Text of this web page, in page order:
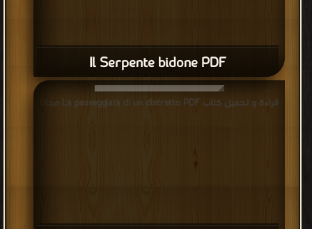
Il Serpente bidone PDF
قراءة و تحميل كتاب La passeggiata di un distratto PDF مجانا